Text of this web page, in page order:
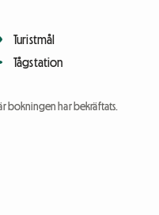
Turistmål
Tågstation
bokningen har bekräftats.